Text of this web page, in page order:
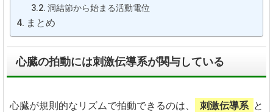
洞結節から始まる活動電位
まとめ
心臓の拍動には刺激伝導系が関与している
心臓が規則的なリズムで拍動できるのは、 刺激伝導系 と